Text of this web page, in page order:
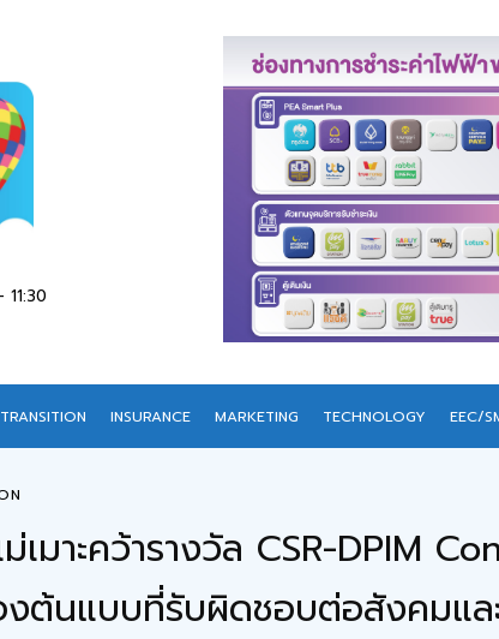
INSURANCE MARKETING TECHNOLOGY EEC/
เมาะคว้ารางวัล CSR-DPIM
งต้นแบบที่รับผิดชอบต่อสังคมแ